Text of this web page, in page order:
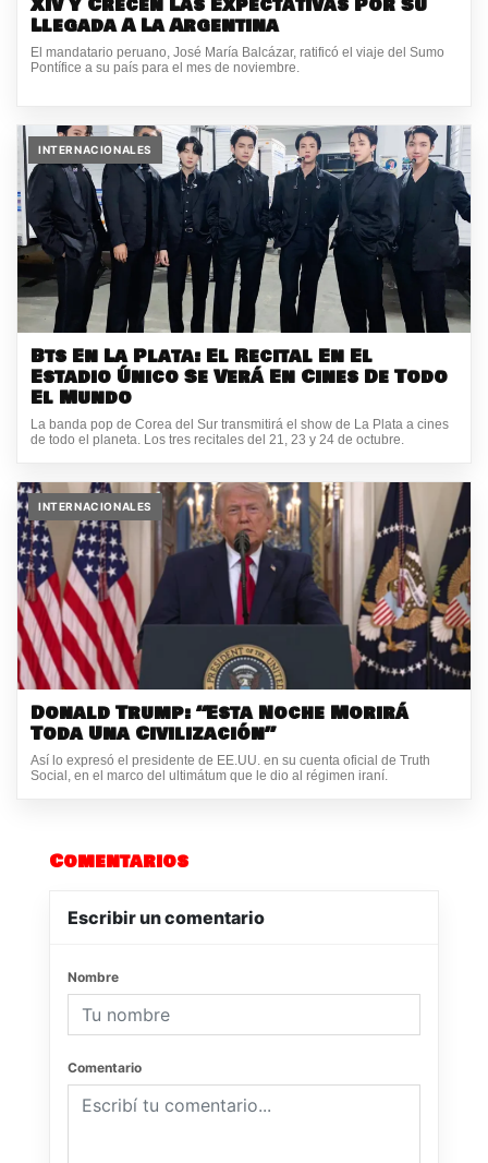
Llegada A La Argentina
El mandatario peruano, José María Balcázar, ratificó el viaje del Sumo
Pontífice a su país para el mes de noviembre.
INTERNACIONALES
Bts En La Plata: El Recital En El
Estadio Único Se Verá En Cines De Todo
El Mundo
La banda pop de Corea del Sur transmitirá el show de La Plata a cines
de todo el planeta. Los tres recitales del 21, 23 y 24 de octubre.
INTERNACIONALES
Donald Trump: “Esta Noche Morirá
Toda Una Civilización”
Así lo expresó el presidente de EE.UU. en su cuenta oficial de Truth
Social, en el marco del ultimátum que le dio al régimen iraní.
Comentarios
Escribir un comentario
Nombre
Comentario